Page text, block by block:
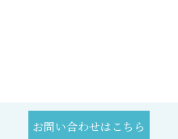
お問い合わせはこちら